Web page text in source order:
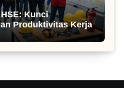
Kunci
Produktivitas Kerja